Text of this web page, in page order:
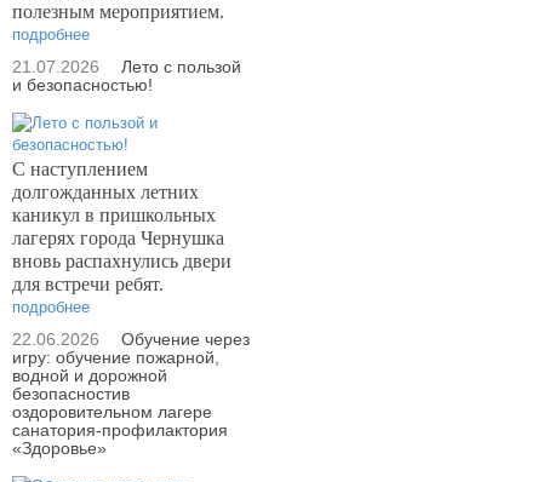
полезным мероприятием.
подробнее
21.07.2026
Лето с пользой
и безопасностью!
С наступлением
долгожданных летних
каникул в пришкольных
лагерях города Чернушка
вновь распахнулись двери
для встречи ребят.
подробнее
22.06.2026
Обучение через
игру: обучение пожарной,
водной и дорожной
безопасностив
оздоровительном лагере
санатория-профилактория
«Здоровье»